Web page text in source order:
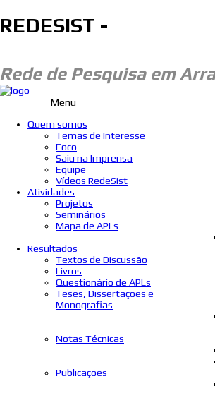
REDESIST -
Rede de Pesquisa em
Menu
Quem somos
Temas de Interesse
Foco
Saiu na Imprensa
Equipe
Vídeos RedeSist
Atividades
Projetos
Seminários
Mapa de APLs
Resultados
Textos de Discussão
Livros
Questionário de APLs
Teses, Dissertações e
Monografias
Notas Técnicas
Publicações